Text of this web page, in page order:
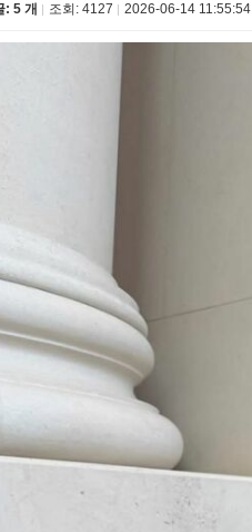
: 5 개 조회: 4127 2026-06-14 11:55:54